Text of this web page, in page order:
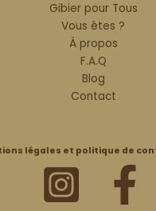
Gibier pour Tous
Vous êtes ?
À propos
F.A.Q
Blog
Contact
légales et politique de